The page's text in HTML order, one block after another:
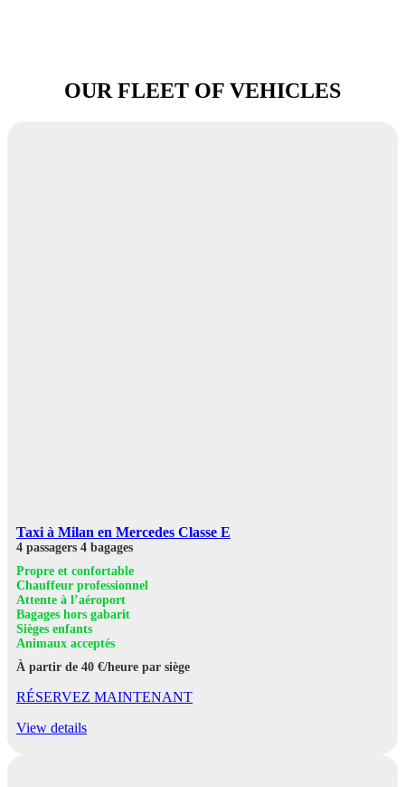
OUR FLEET OF VEHICLES
Taxi à Milan en Mercedes Classe E
4 passagers 4 bagages
Propre et confortable
Chauffeur professionnel
Attente à l’aéroport
Bagages hors gabarit
Sièges enfants
Animaux acceptés
À partir de 40 €/heure par siège
RÉSERVEZ MAINTENANT
View details